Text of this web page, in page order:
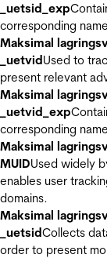
_uetsid_exp
corresponding
Maksimal
_uetvidUsed to
present relevant
Maksimal
_uetvid_exp
corresponding
Maksimal
MUIDUsed widely
enables user
domains.
Maksimal
_uetsidCollects
order to present